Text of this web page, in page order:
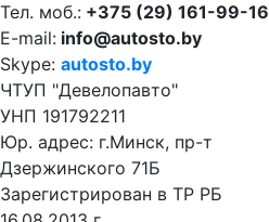
Тел. моб.: +375 (29) 161-99-16
E-mail: info@autosto.by
Skype: autosto.by
ЧТУП "Девелопавто"
УНП 191792211
Юр. адрес: г.Минск, пр-т
Дзержинского 71Б
Зарегистрирован в ТР РБ